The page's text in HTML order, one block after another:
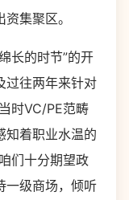
集聚区。
长的时节”的开
过往两年来针对
时VC/PE范畴
知着职业水温的
们十分期望政
一级商场，倾听